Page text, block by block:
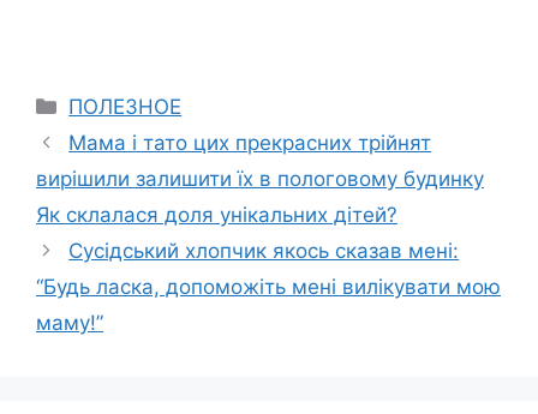
Categories
ПОЛЕЗНОЕ
Мама і тато цих прекрасних трійнят
вирішили залишити їх в пологовому будинку
Як склалася доля унікальних дітей?
Сусідський хлопчик якось сказав мені:
“Будь ласка, допоможіть мені вилікувати мою
маму!”